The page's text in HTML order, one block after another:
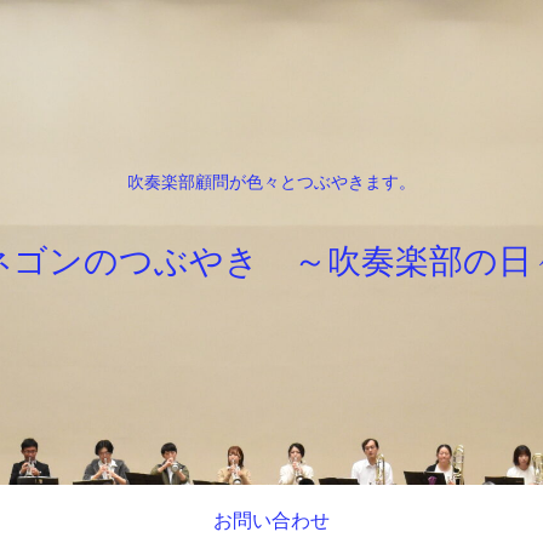
吹奏楽部顧問が色々とつぶやきます。
ゴンのつぶやき ～吹奏楽部の日
お問い合わせ